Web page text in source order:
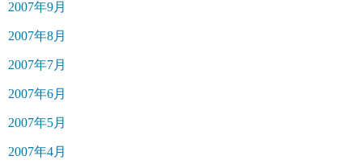
2007年9月
2007年8月
2007年7月
2007年6月
2007年5月
2007年4月